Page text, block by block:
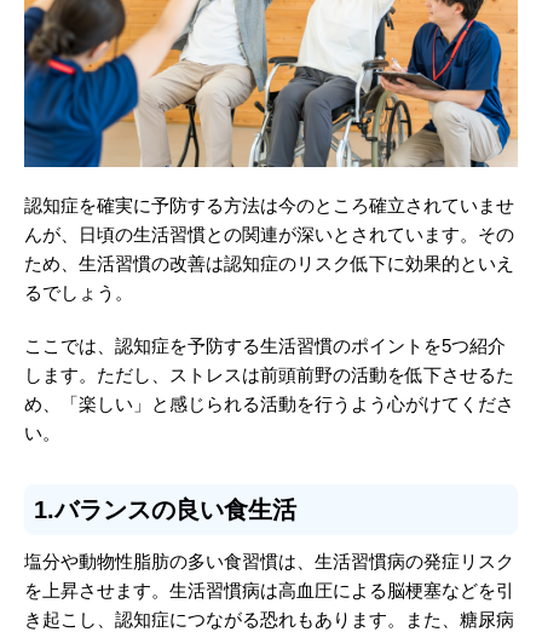
認知症を確実に予防する方法は今のところ確立されていませ
んが、日頃の生活習慣との関連が深いとされています。その
ため、生活習慣の改善は認知症のリスク低下に効果的といえ
るでしょう。
ここでは、認知症を予防する生活習慣のポイントを5つ紹介
します。ただし、ストレスは前頭前野の活動を低下させるた
め、「楽しい」と感じられる活動を行うよう心がけてくださ
い。
1.バランスの良い食生活
塩分や動物性脂肪の多い食習慣は、生活習慣病の発症リスク
を上昇させます。生活習慣病は高血圧による脳梗塞などを引
き起こし、認知症につながる恐れもあります。また、糖尿病